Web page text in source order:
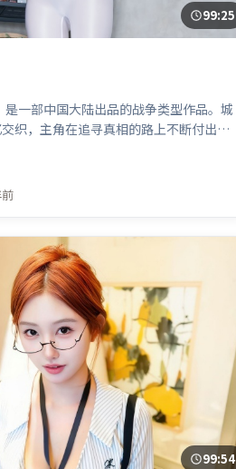
99:25
一部中国大陆出品的战争类型作品。城
织，主角在追寻真相的路上不断付出代
富有实验感，配乐与画面情绪贴合。由
、艾米莉·布朗特、苍井优，朱一龙等
年11月28日（中国大陆）在部分地区
99:54